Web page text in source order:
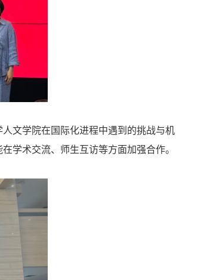
文学院在国际化进程中遇到的挑战与机
学术交流、师生互访等方面加强合作。